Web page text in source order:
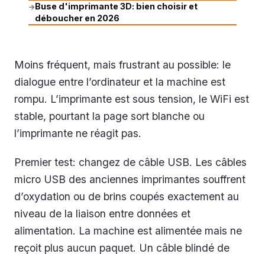
→Buse d'imprimante 3D: bien choisir et
déboucher en 2026
Moins fréquent, mais frustrant au possible: le
dialogue entre l’ordinateur et la machine est
rompu. L’imprimante est sous tension, le WiFi est
stable, pourtant la page sort blanche ou
l’imprimante ne réagit pas.
Premier test: changez de câble USB. Les câbles
micro USB des anciennes imprimantes souffrent
d’oxydation ou de brins coupés exactement au
niveau de la liaison entre données et
alimentation. La machine est alimentée mais ne
reçoit plus aucun paquet. Un câble blindé de